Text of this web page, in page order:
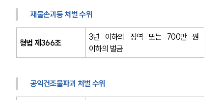
재물손괴등 처벌 수위
형법 제366조
3년 이하의 징역 또는 700만 원
이하의 벌금
공익건조물파괴 처벌 수위